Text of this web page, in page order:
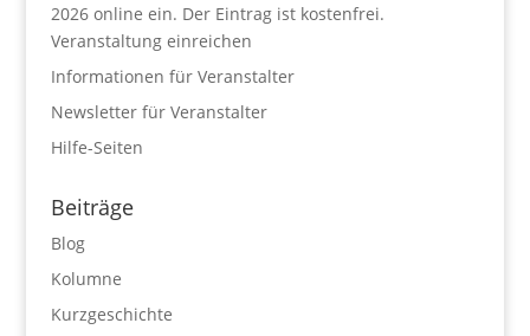
2026 online ein. Der Eintrag ist kostenfrei.
Veranstaltung einreichen
Informationen für Veranstalter
Newsletter für Veranstalter
Hilfe-Seiten
Beiträge
Blog
Kolumne
Kurzgeschichte